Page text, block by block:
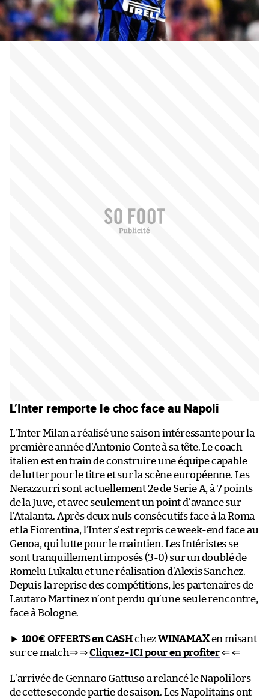
L’Inter remporte le choc face au Napoli
L’Inter Milan a réalisé une saison intéressante pour la
première année d’Antonio Conte à sa tête. Le coach
italien est en train de construire une équipe capable
de lutter pour le titre et sur la scène européenne. Les
Nerazzurri sont actuellement 2e de Serie A, à 7 points
de la Juve, et avec seulement un point d’avance sur
l’Atalanta. Après deux nuls consécutifs face à la Roma
et la Fiorentina, l’Inter s’est repris ce week-end face au
Genoa, qui lutte pour le maintien. Les Intéristes se
sont tranquillement imposés (3-0) sur un doublé de
Romelu Lukaku et une réalisation d’Alexis Sanchez.
Depuis la reprise des compétitions, les partenaires de
Lautaro Martinez n’ont perdu qu’une seule rencontre,
face à Bologne.
► 100€ OFFERTS en CASHchezWINAMAXen misant
sur ce match⇒ ⇒Cliquez-ICI pour en profiter⇐ ⇐
L’arrivée de Gennaro Gattuso a relancé le Napoli lors
de cette seconde partie de saison. Les Napolitains ont